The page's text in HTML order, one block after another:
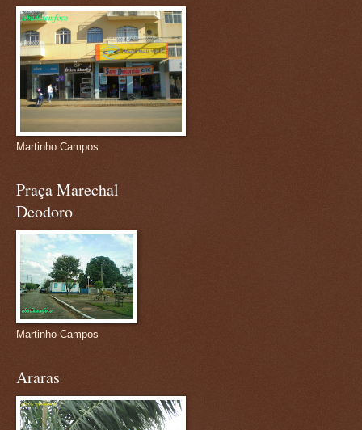
Martinho Campos
Praça Marechal
Deodoro
Martinho Campos
Araras